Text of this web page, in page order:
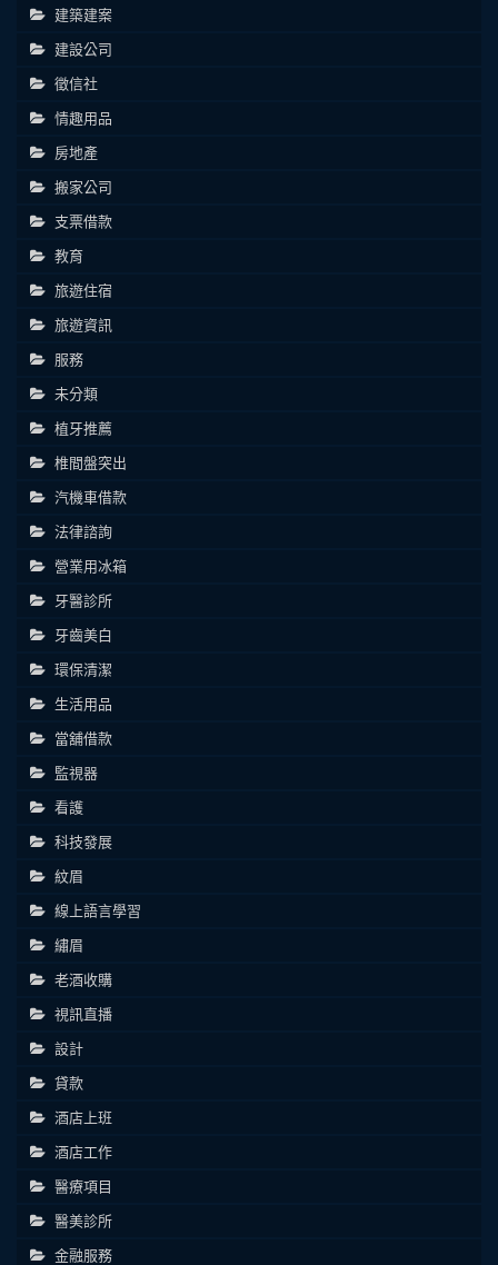
建築建案
建設公司
徵信社
情趣用品
房地產
搬家公司
支票借款
教育
旅遊住宿
旅遊資訊
服務
未分類
植牙推薦
椎間盤突出
汽機車借款
法律諮詢
營業用冰箱
牙醫診所
牙齒美白
環保清潔
生活用品
當舖借款
監視器
看護
科技發展
紋眉
線上語言學習
繡眉
老酒收購
視訊直播
設計
貸款
酒店上班
酒店工作
醫療項目
醫美診所
金融服務